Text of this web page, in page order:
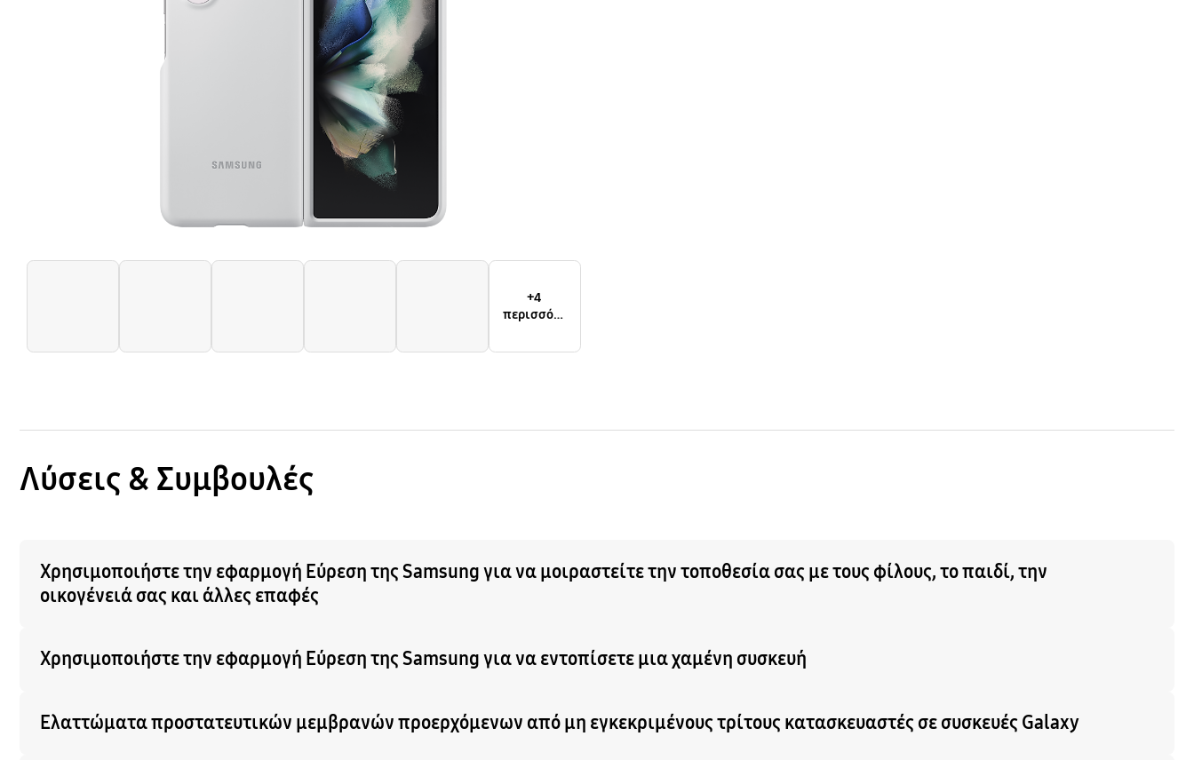
+4
περισσότε
Λύσεις & Συμβουλές
Χρησιμοποιήστε την εφαρμογή Εύρεση της Samsung για να μοιραστείτε την τοποθεσία σας με τους φίλους, το παιδί, την
οικογένειά σας και άλλες επαφές
Χρησιμοποιήστε την εφαρμογή Εύρεση της Samsung για να εντοπίσετε μια χαμένη συσκευή
Ελαττώματα προστατευτικών μεμβρανών προερχόμενων από μη εγκεκριμένους τρίτους κατασκευαστές σε συσκευές Galaxy